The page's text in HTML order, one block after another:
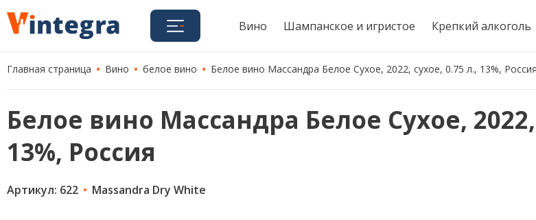
Вино Шампанское и игристое Крепкий алкоголь
Главная страница Вино белое вино Белое вино Массандра Белое Сухое, 2022, сухое, 0.75 л., 13%, Россия
Белое вино Массандра Белое Сухое, 2022,
13%, Россия
Артикул: 622 Massandra Dry White